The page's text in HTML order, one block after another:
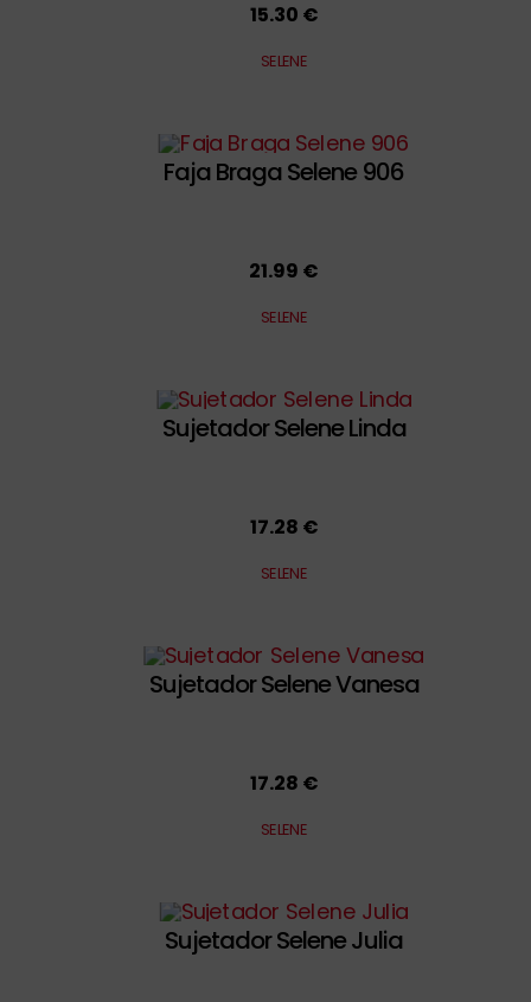
15.30 €
SELENE
Faja Braga Selene 906
21.99 €
SELENE
Sujetador Selene Linda
17.28 €
SELENE
Sujetador Selene Vanesa
17.28 €
SELENE
Sujetador Selene Julia